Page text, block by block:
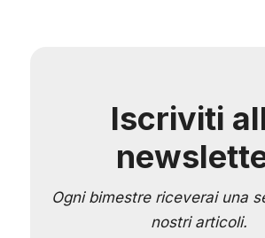
Iscriviti
Ogni bimestre riceverai una
nostri articoli.